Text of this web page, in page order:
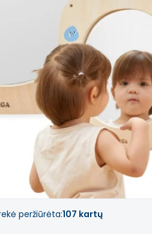
peržiūrėta:107 kartų